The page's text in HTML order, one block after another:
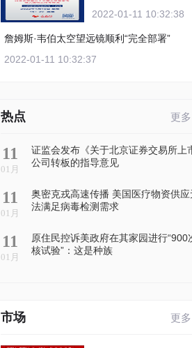
2022-01-11 10:32:38
詹姆斯·韦伯太空望远镜顺利“完全部署”
2022-01-11 10:32:37
热点 更多
11
01月
证监会发布《关于北京证券交易所上
公司转板的指导意见
11
01月
奥密克戎高速传播 美国医疗物资供应
法满足病毒检测需求
11
01月
原住民控诉美政府在其家园进行“900
核试验”：这是种族
市场 更多